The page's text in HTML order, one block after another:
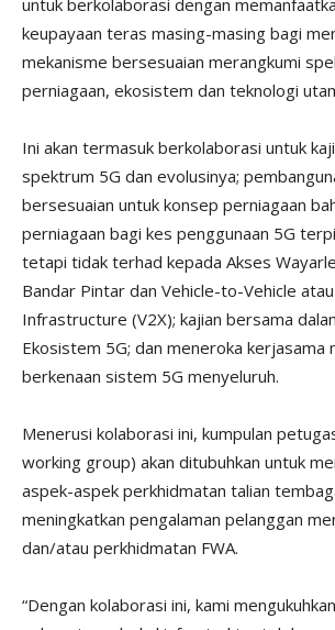
untuk berkolaborasi dengan
keupayaan teras masing-masing bagi
mekanisme bersesuaian merangkumi
perniagaan, ekosistem dan teknologi
Ini akan termasuk berkolaborasi untuk
spektrum 5G dan evolusinya;
bersesuaian untuk konsep perniagaan
perniagaan bagi kes penggunaan 5G
tetapi tidak terhad kepada Akses
Bandar Pintar dan Vehicle-to-Vehicle
Infrastructure (V2X); kajian bersama
Ekosistem 5G; dan meneroka kerjasama
berkenaan sistem 5G menyeluruh.
Menerusi kolaborasi ini, kumpulan
working group) akan ditubuhkan untuk
aspek-aspek perkhidmatan talian
meningkatkan pengalaman pelanggan
dan/atau perkhidmatan FWA.
“Dengan kolaborasi ini, kami